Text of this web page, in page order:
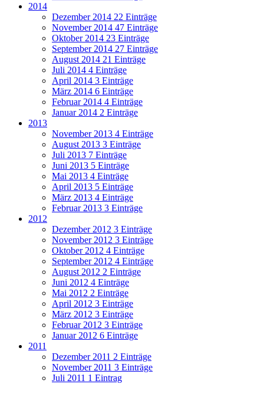
2014
Dezember 2014 22 Einträge
November 2014 47 Einträge
Oktober 2014 23 Einträge
September 2014 27 Einträge
August 2014 21 Einträge
Juli 2014 4 Einträge
April 2014 3 Einträge
März 2014 6 Einträge
Februar 2014 4 Einträge
Januar 2014 2 Einträge
2013
November 2013 4 Einträge
August 2013 3 Einträge
Juli 2013 7 Einträge
Juni 2013 5 Einträge
Mai 2013 4 Einträge
April 2013 5 Einträge
März 2013 4 Einträge
Februar 2013 3 Einträge
2012
Dezember 2012 3 Einträge
November 2012 3 Einträge
Oktober 2012 4 Einträge
September 2012 4 Einträge
August 2012 2 Einträge
Juni 2012 4 Einträge
Mai 2012 2 Einträge
April 2012 3 Einträge
März 2012 3 Einträge
Februar 2012 3 Einträge
Januar 2012 6 Einträge
2011
Dezember 2011 2 Einträge
November 2011 3 Einträge
Juli 2011 1 Eintrag